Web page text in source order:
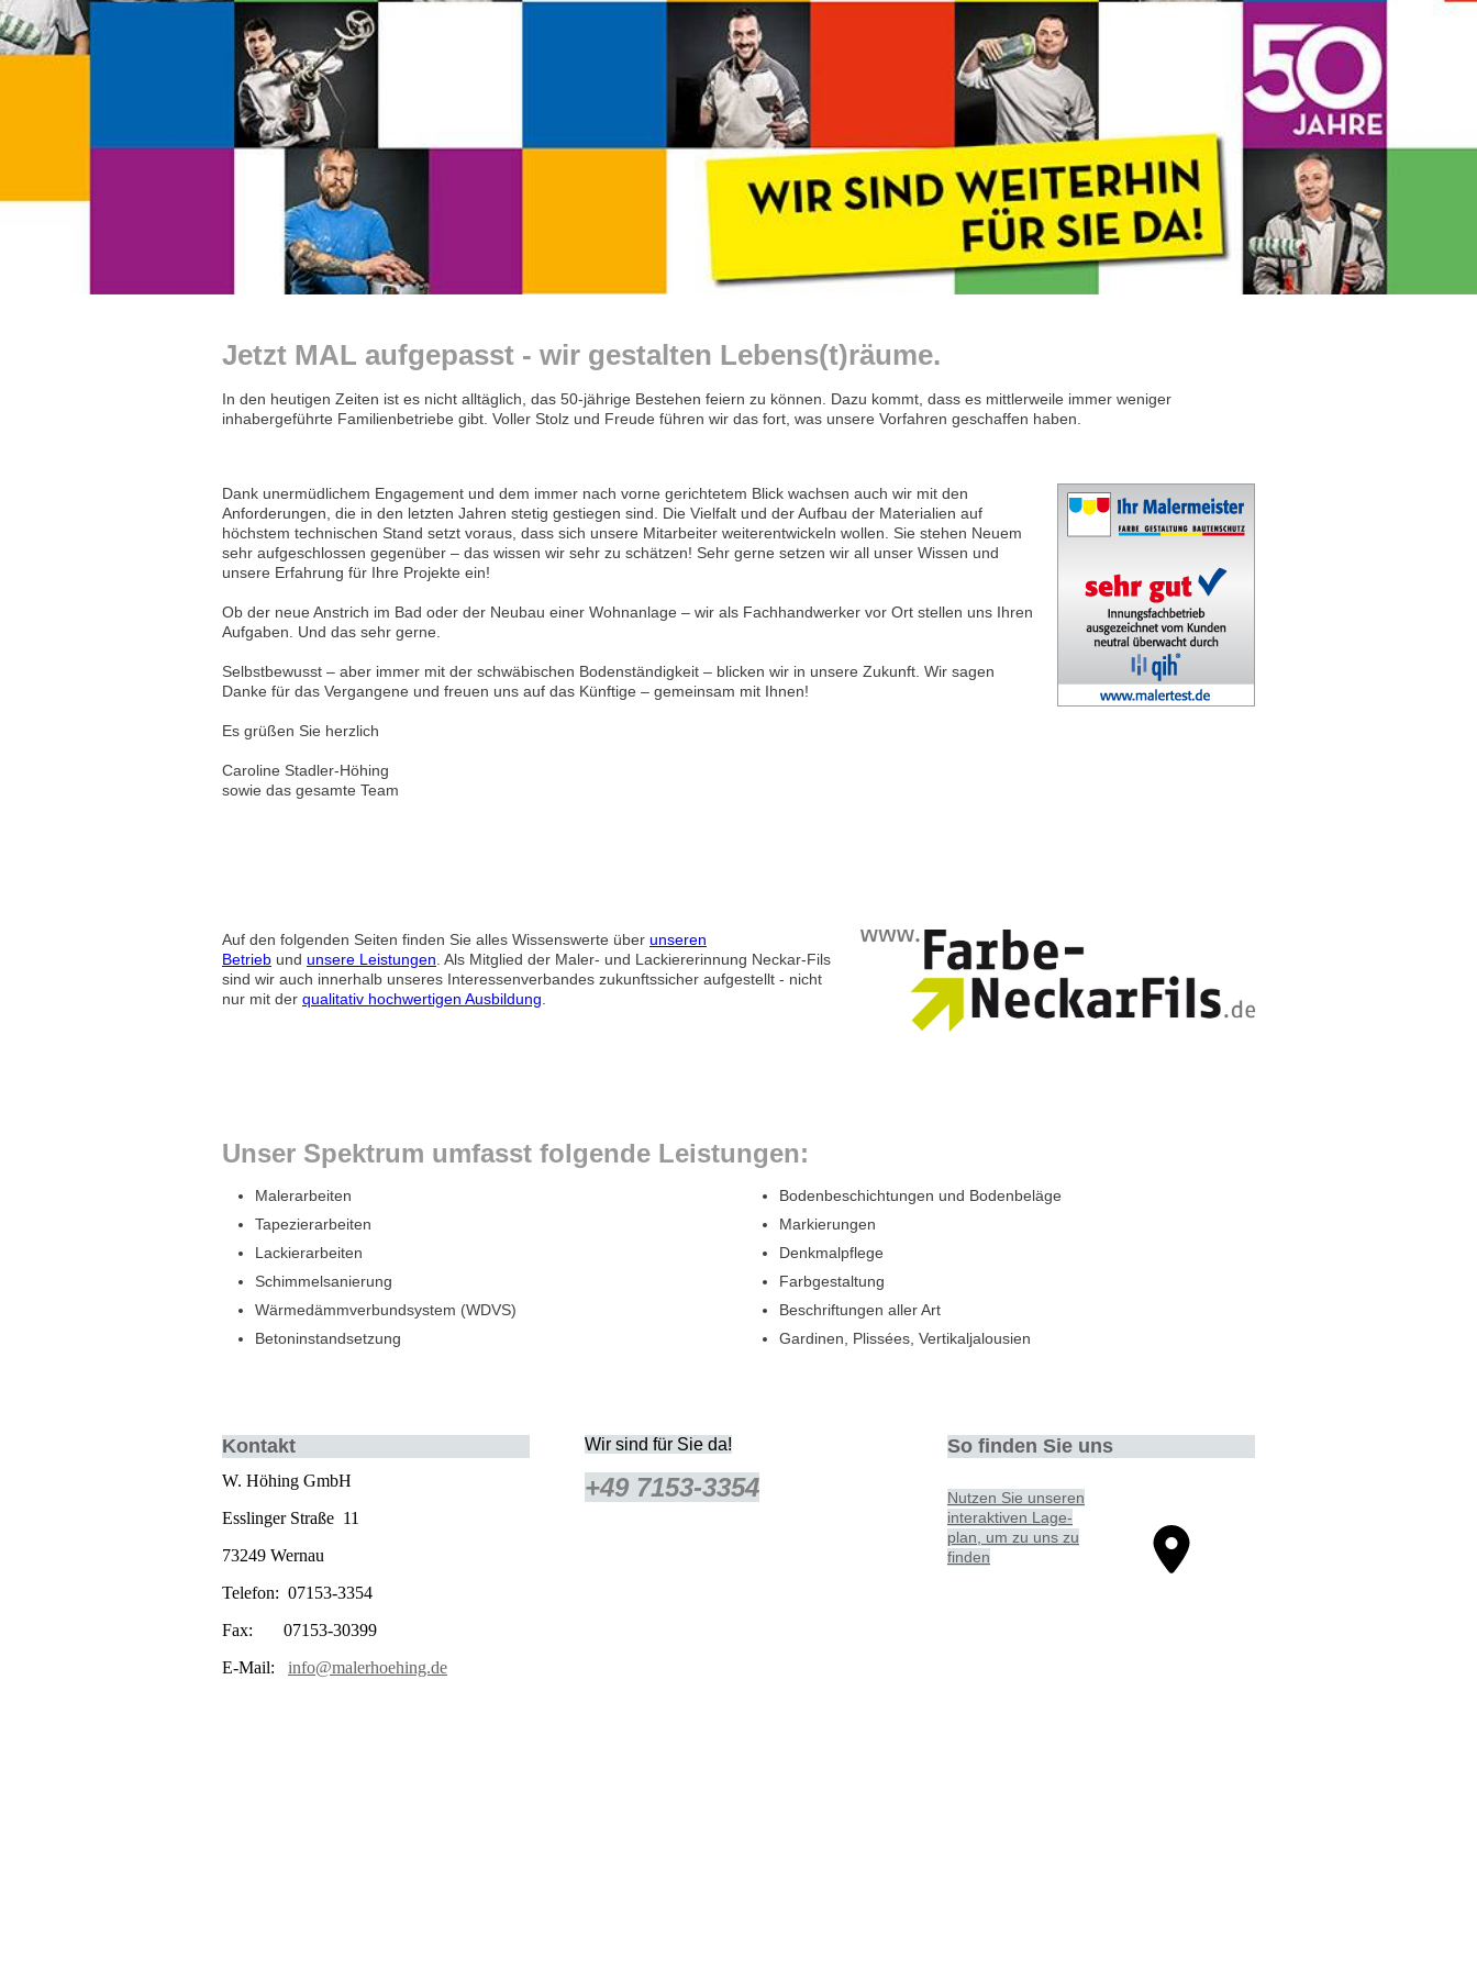
Jetzt MAL aufgepasst - wir gestalten Lebens(t)räume.
In den heutigen Zeiten ist es nicht alltäglich, das 50-jährige Bestehen feiern zu können. Dazu kommt, dass es mittlerweile immer weniger
inhabergeführte Familienbetriebe gibt. Voller Stolz und Freude führen wir das fort, was unsere Vorfahren geschaffen haben.
Dank unermüdlichem Engagement und dem immer nach vorne gerichtetem Blick wachsen auch wir mit den
Anforderungen, die in den letzten Jahren stetig gestiegen sind. Die Vielfalt und der Aufbau der Materialien auf
höchstem technischen Stand setzt voraus, dass sich unsere Mitarbeiter weiterentwickeln wollen. Sie stehen Neuem
sehr aufgeschlossen gegenüber – das wissen wir sehr zu schätzen! Sehr gerne setzen wir all unser Wissen und
unsere Erfahrung für Ihre Projekte ein!
Ob der neue Anstrich im Bad oder der Neubau einer Wohnanlage – wir als Fachhandwerker vor Ort stellen uns Ihren
Aufgaben. Und das sehr gerne.
Selbstbewusst – aber immer mit der schwäbischen Bodenständigkeit – blicken wir in unsere Zukunft. Wir sagen
Danke für das Vergangene und freuen uns auf das Künftige – gemeinsam mit Ihnen!
Es grüßen Sie herzlich
Caroline Stadler-Höhing
sowie das gesamte Team
Auf den folgenden Seiten finden Sie alles Wissenswerte über unseren
Betrieb und unsere Leistungen. Als Mitglied der Maler- und Lackiererinnung Neckar-Fils
sind wir auch innerhalb unseres Interessenverbandes zukunftssicher aufgestellt - nicht
nur mit der qualitativ hochwertigen Ausbildung.
Unser Spektrum umfasst folgende Leistungen:
Malerarbeiten
Tapezierarbeiten
Lackierarbeiten
Schimmelsanierung
Wärmedämmverbundsystem (WDVS)
Betoninstandsetzung
Bodenbeschichtungen und Bodenbeläge
Markierungen
Denkmalpflege
Farbgestaltung
Beschriftungen aller Art
Gardinen, Plissées, Vertikaljalousien
Kontakt
W. Höhing GmbH
Esslinger Straße 11
73249 Wernau
Telefon: 07153-3354
Fax: 07153-30399
E-Mail: info@malerhoehing.de
Wir sind für Sie da!
+49 7153-3354
So finden Sie uns
Nutzen Sie unseren
interaktiven La­ge­
plan, um zu uns zu
finden